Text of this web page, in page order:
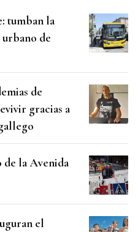
tumban la
de
de
gracias a
de la Avenida
el